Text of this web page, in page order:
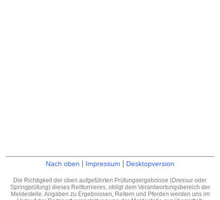
Nach oben Impressum Desktopversion
Die Richtigkeit der oben aufgeführten Prüfungsergebnisse (Dressur oder
Springprüfung) dieses Reitturnieres, obligt dem Verantwortungsbereich der
Meldestelle. Angaben zu Ergebnissen, Reitern und Pferden werden uns im